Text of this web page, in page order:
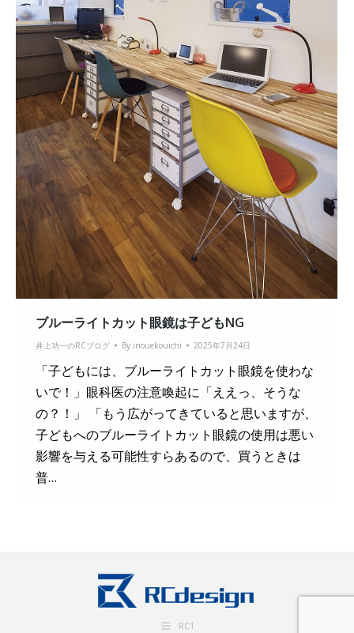
ブルーライトカット眼鏡は子どもNG
井上功一のRCブログ By inouekouichi 2025年7月24日
「子どもには、ブルーライトカット眼鏡を使わな
いで！」眼科医の注意喚起に「ええっ、そうな
の？！」 「もう広がってきていると思いますが、
子どもへのブルーライトカット眼鏡の使用は悪い
影響を与える可能性すらあるので、買うときは
普…
RC1